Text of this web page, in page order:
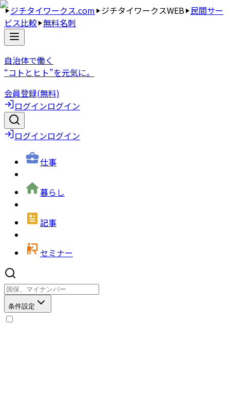
ジチタイワークス.com ジチタイワークスWEB 民間サー
ビス比較 無料名刺
自治体で働く
“コトとヒト”を元気に。
会員登録(無料)
ログインログイン
ログインログイン
仕事
暮らし
記事
セミナー
条件設定